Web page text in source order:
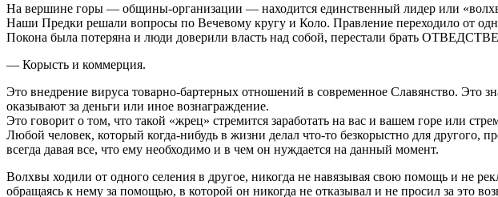
На вершине горы — общины-организации — находится единственный лидер или
Наши Предки решали вопросы по Вечевому кругу и Коло. Правление переходило от
Покона была потеряна и люди доверили власть над собой, перестали брать
— Корысть и коммерция.
Это внедрение вируса товарно-бартерных отношений в современное Славянство. Это
оказывают за деньги или иное вознаграждение.
Это говорит о том, что такой «жрец» стремится заработать на вас и вашем горе или
Любой человек, который когда-нибудь в жизни делал что-то безкорыстно для другого,
всегда давая все, что ему необходимо и в чем он нуждается на данный момент.
Волхвы ходили от одного селения в другое, никогда не навязывая свою помощь и не
обращаясь к нему за помощью, в которой он никогда не отказывал и не просил за это